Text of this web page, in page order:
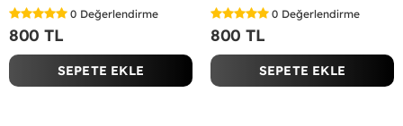
0 Değerlendirme
800 TL
SEPETE EKLE
0 Değerlendirme
800 TL
SEPETE EKLE